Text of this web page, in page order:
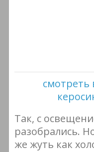
смотреть
Так, с
разобрались.
же жуть как